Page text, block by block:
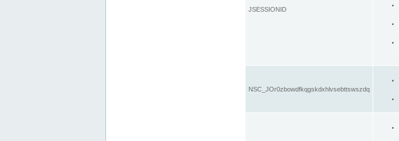
JSESSIONID
NSC_JOr0zbowdfkqgskdxhlvsebttswszdq